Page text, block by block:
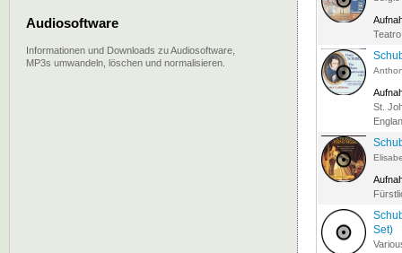
St.
Set)
Audiosoftware
Informationen und Downloads zu Audiosoftware,
MP3s umwandeln, löschen und normalisieren.